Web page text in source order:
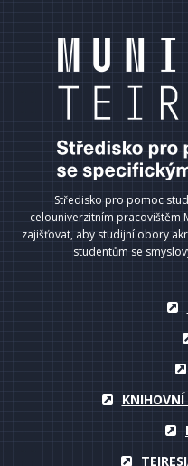
Středisko pro pomoc
celouniverzitním pracovištěm
zajišťovat, aby studijní obory
studentům se